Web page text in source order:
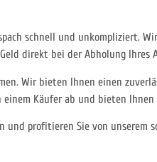
schnell und unkompliziert.
direkt bei der Abholung Ihres
Wir bieten Ihnen einen
Käufer ab und bieten
und profitieren Sie von